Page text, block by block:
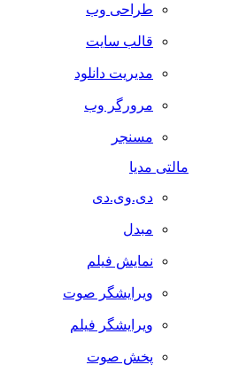
طراحی وب
قالب سایت
مدیریت دانلود
مرورگر وب
مسنجر
مالتی مدیا
دی.وی.دی
مبدل
نمایش فیلم
ویرایشگر صوت
ویرایشگر فیلم
پخش صوت